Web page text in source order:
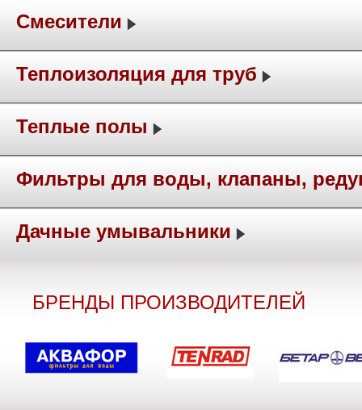
Смесители
Теплоизоляция для труб
Теплые полы
Фильтры для воды, клапаны,
Дачные умывальники
БРЕНДЫ ПРОИЗВОДИТЕЛЕЙ